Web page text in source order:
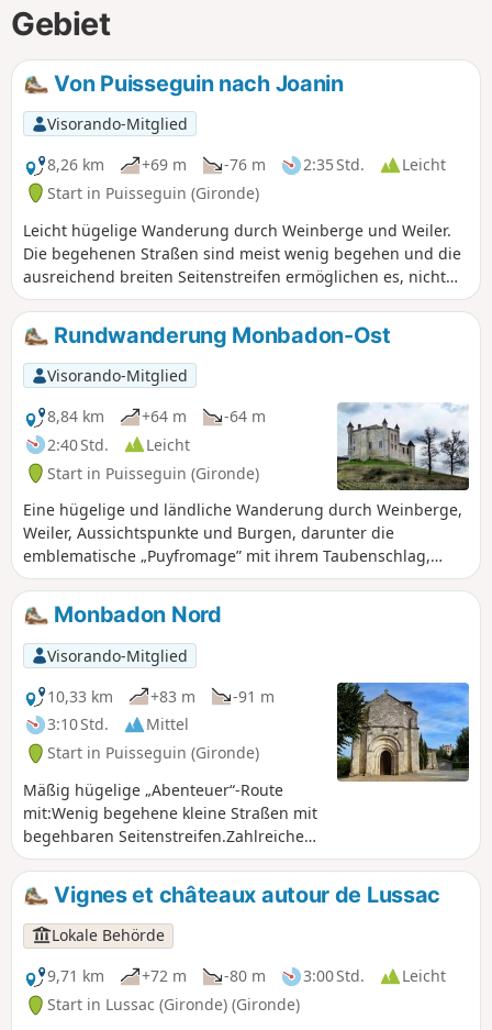
Gebiet
Von Puisseguin nach Joanin
Visorando-Mitglied
8,26 km
+69 m -76 m 2:35 Std.
Leicht
Start in Puisseguin (Gironde)
Leicht hügelige Wanderung durch Weinberge und Weiler.
Die begehenen Straßen sind meist wenig begehen und die
ausreichend breiten Seitenstreifen ermöglichen es, nicht
auf dem Asphalt gehen zu müssen.
Rundwanderung Monbadon-Ost
Visorando-Mitglied
8,84 km
+64 m
-64 m
2:40 Std.
Leicht
Start in Puisseguin (Gironde)
Eine hügelige und ländliche Wanderung durch Weinberge,
Weiler, Aussichtspunkte und Burgen, darunter die
emblematische „Puyfromage” mit ihrem Taubenschlag,
ohne die von Monbadon zu vergessen...
Monbadon Nord
Visorando-Mitglied
10,33 km
+83 m
-91 m
3:10 Std.
Mittel
Start in Puisseguin (Gironde)
Mäßig hügelige „Abenteuer“-Route
mit:Wenig begehene kleine Straßen mit
begehbaren Seitenstreifen.Zahlreiche
Passagen im Unterholz.
Vignes et châteaux autour de Lussac
Lokale Behörde
9,71 km
+72 m -80 m 3:00 Std.
Leicht
Start in Lussac (Gironde) (Gironde)